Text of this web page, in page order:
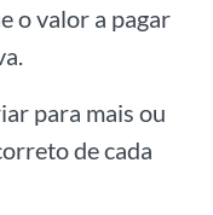
o valor a pagar
para mais ou
de cada